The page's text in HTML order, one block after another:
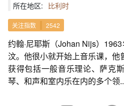
所在地区: 比利时
关注指数 2542
约翰·尼耶斯（Johan Nijs）
汶。他很小就开始上音乐课，
获得包括一般音乐理论、萨克
琴、和声和室内乐在内的多个领